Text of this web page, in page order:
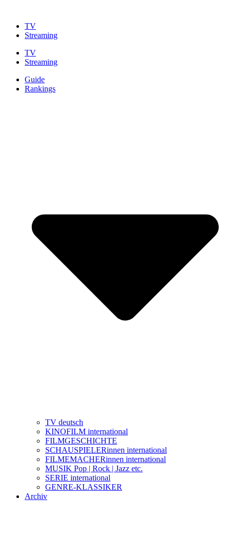
springenTV
Streaming
TV
Streaming
Guide
Rankings
TV deutsch
KINOFILM international
FILMGESCHICHTE
SCHAUSPIELERinnen international
FILMEMACHERinnen international
MUSIK Pop | Rock | Jazz etc.
SERIE international
GENRE-KLASSIKER
Archiv